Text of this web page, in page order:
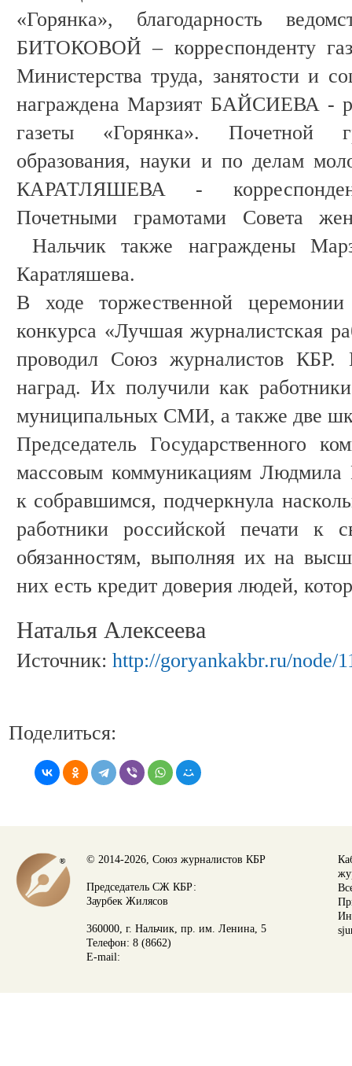
«Горянка», благодарность
БИТОКОВОЙ – корреспонденту
Министерства труда, занятости и
награждена Марзият БАЙСИЕВА -
газеты «Горянка». Почетной
образования, науки и по делам
КАРАТЛЯШЕВА -
Почетными грамотами Совета
Нальчик также награждены
Каратляшева.
В ходе торжественной
конкурса «Лучшая журналистская
проводил Союз журналистов КБР.
наград. Их получили как
муниципальных СМИ, а также две
Председатель Государственного
массовым коммуникациям
к собравшимся, подчеркнула
работники российской печати к
обязанностям, выполняя их на
них есть кредит доверия людей,
Наталья Алексеева
Источник: http://goryankakbr.ru/node/
Поделиться:
© 2014-2026, Союз журналистов КБР
Председатель СЖ КБР:
Заурбек Жилясов
360000, г. Нальчик, пр. им. Ленина, 5
Телефон: 8 (8662)
E-mail: